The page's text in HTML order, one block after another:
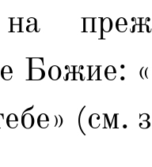
на
Божие:
(см.